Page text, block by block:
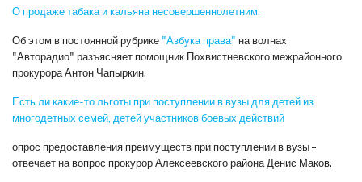
О продаже табака и кальяна несовершеннолетним.
Об этом в постоянной рубрике"Азбука права" на волнах
"Авторадио" разъясняет помощник Похвистневского межрайонного
прокурора Антон Чапыркин.
Есть ли какие-то льготы при поступлении в вузы для детей из
многодетных семей, детей участников боевых действий
опрос предоставления преимуществ при поступлении в вузы –
отвечает на вопрос прокурор Алексеевского района Денис Маков.